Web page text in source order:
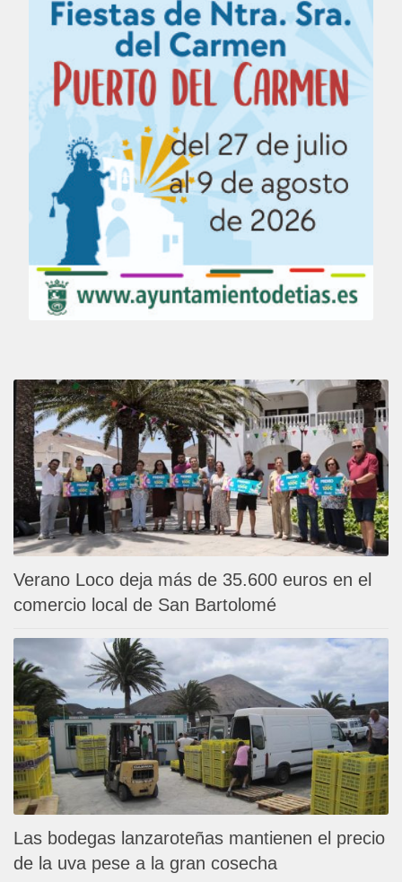
Verano Loco deja más de 35.600 euros en el
comercio local de San Bartolomé
Las bodegas lanzaroteñas mantienen el precio
de la uva pese a la gran cosecha